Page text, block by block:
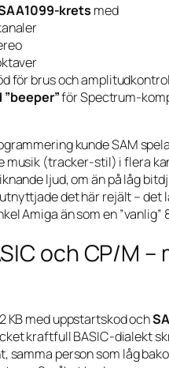
krets med
för brus och
”beeper”för Spectrum-
kunde SAM
musik (tracker-stil) i flera
ljud, om än på låg
det här rejält – det
Amiga än som en ”vanlig”
och CP/M –
KB med uppstarts­kod och
kraftfull BASIC-dialekt
samma person som låg